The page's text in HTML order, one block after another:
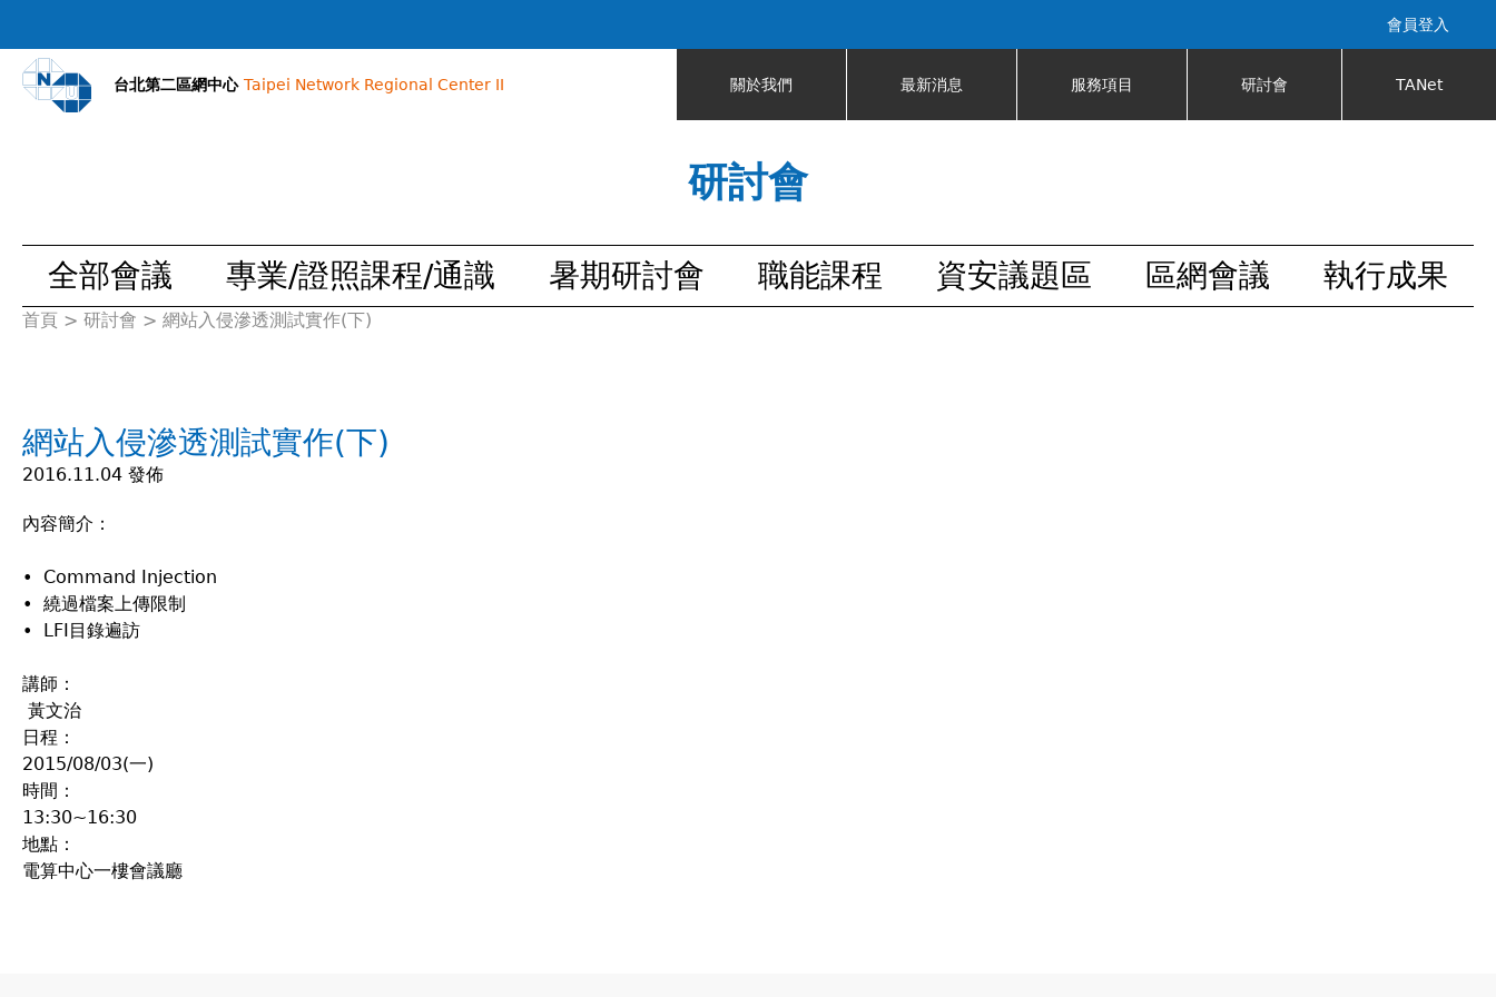
會員登入
台北第二區網中心 Taipei Network Regional Center II 關於我們 最新消息 服務項目 研討會 TANet
研討會
全部會議 專業/證照課程/通識 暑期研討會 職能課程 資安議題區 區網會議 執行成果
您
這
首頁 > 研討會 > 網站入侵滲透測試實作(下)
網站入侵滲透測試實作(下)
2016.11.04 發佈
內容簡介：
• Command Injection
• 繞過檔案上傳限制
• LFI目錄遍訪
講師：
黃文治
日程：
2015/08/03(一)
時間：
13:30~16:30
地點：
電算中心一樓會議廳